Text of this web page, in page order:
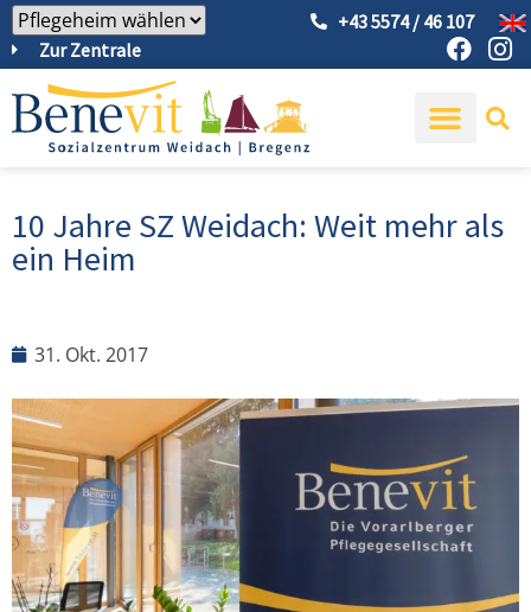
Zur Zentrale
+43 5574 / 46 107
10 Jahre SZ Weidach: Weit mehr als
ein Heim
31. Okt. 2017